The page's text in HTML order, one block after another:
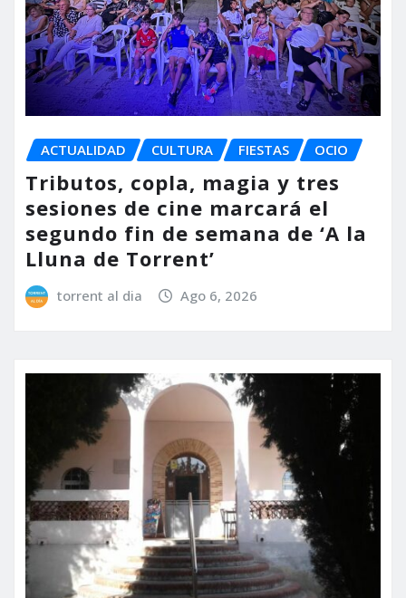
ACTUALIDAD CULTURA FIESTAS OCIO
Tributos, copla, magia y tres
sesiones de cine marcará el
segundo fin de semana de ‘A la
Lluna de Torrent’
torrent al dia Ago 6, 2026